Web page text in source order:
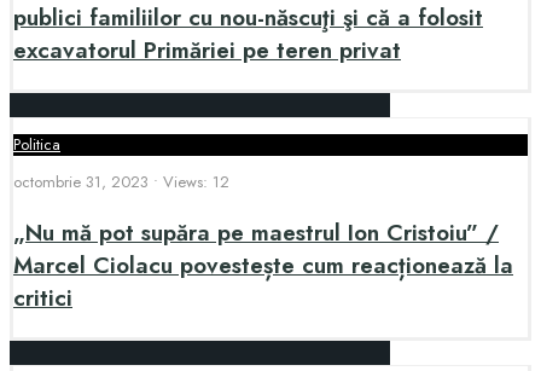
publici familiilor cu nou-născuţi şi că a folosit
excavatorul Primăriei pe teren privat
Politica
octombrie 31, 2023 • Views: 12
„Nu mă pot supăra pe maestrul Ion Cristoiu” /
Marcel Ciolacu povestește cum reacționează la
critici